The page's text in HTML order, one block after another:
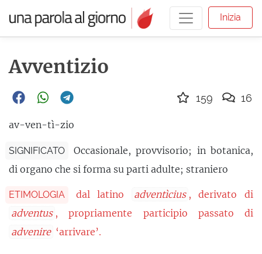
Inizia
Avventizio
av-ven-tì-zio
SIGNIFICATO
Occasionale, provvisorio; in botanica,
di organo che si forma su parti adulte; straniero
ETIMOLOGIA dal latino adventìcius , derivato di
adventus , propriamente participio passato di
advenire ‘arrivare’.
159 16